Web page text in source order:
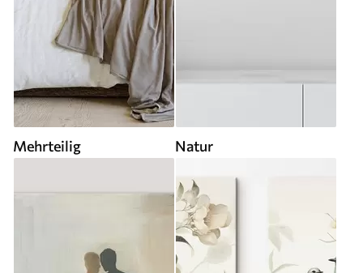
Mehrteilig Natur